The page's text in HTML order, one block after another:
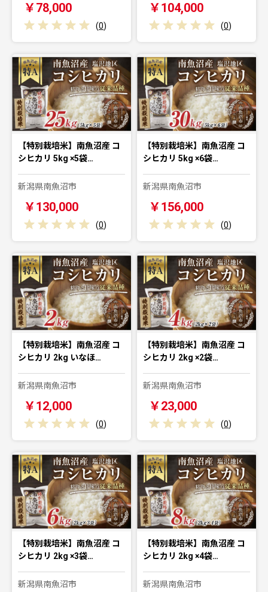
￥78,000
(0)
￥104,000
(0)
【特別栽培米】南魚沼産 コ
シヒカリ 5kg ×5袋…
新潟県南魚沼市
￥130,000
(0)
【特別栽培米】南魚沼産 コ
シヒカリ 5kg ×6袋…
新潟県南魚沼市
￥156,000
(0)
【特別栽培米】南魚沼産 コ
シヒカリ 2kg いなほ…
新潟県南魚沼市
￥12,000
(0)
【特別栽培米】南魚沼産 コ
シヒカリ 2kg ×2袋…
新潟県南魚沼市
￥23,000
(0)
【特別栽培米】南魚沼産 コ
シヒカリ 2kg ×3袋…
新潟県南魚沼市
【特別栽培米】南魚沼産 コ
シヒカリ 2kg ×4袋…
新潟県南魚沼市